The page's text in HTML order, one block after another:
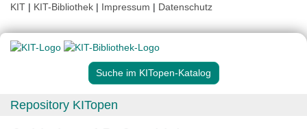
KIT | KIT-Bibliothek | Impressum | Datenschutz
Suche im KITopen-Katalog
Repository KITopen